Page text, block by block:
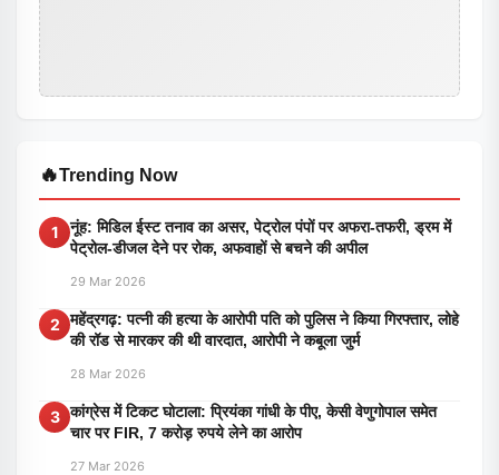
🔥Trending Now
1
नूंह: मिडिल ईस्ट तनाव का असर, पेट्रोल पंपों पर अफरा-तफरी, ड्रम में
पेट्रोल-डीजल देने पर रोक, अफवाहों से बचने की अपील
29 Mar 2026
2
महेंद्रगढ़: पत्नी की हत्या के आरोपी पति को पुलिस ने किया गिरफ्तार, लोहे
की रॉड से मारकर की थी वारदात, आरोपी ने कबूला जुर्म
28 Mar 2026
3 कांग्रेस में टिकट घोटाला: प्रियंका गांधी के पीए, केसी वेणुगोपाल समेत
चार पर FIR, 7 करोड़ रुपये लेने का आरोप
27 Mar 2026